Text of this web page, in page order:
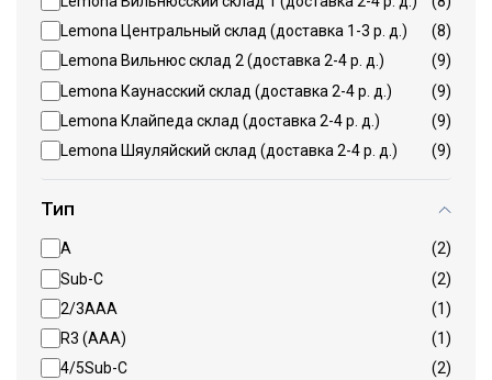
Lemona Центральный склад (доставка 1-3 р. д.)
(8)
Lemona Вильнюс склад 2 (доставка 2-4 р. д.)
(9)
Lemona Каунасский склад (доставка 2-4 р. д.)
(9)
Lemona Клайпеда склад (доставка 2-4 р. д.)
(9)
Lemona Шяуляйский склад (доставка 2-4 р. д.)
(9)
Тип
A
(2)
Sub-C
(2)
2/3AAA
(1)
R3 (AAA)
(1)
4/5Sub-C
(2)